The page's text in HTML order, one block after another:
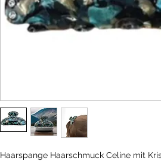
Haarspange Haarschmuck Celine mit